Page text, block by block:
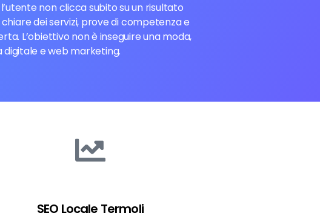
non clicca subito su un risultato
dei servizi, prove di competenza e
L’obiettivo non è inseguire una moda,
digitale e web marketing.
SEO Locale Termoli